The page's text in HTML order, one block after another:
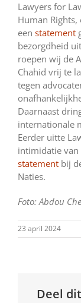
Lawyers for
Human Rights,
een statement
bezorgdheid
roepen wij de
Chahid vrij te
tegen
Daarnaast
internationale
Eerder uitte
intimidatie van
statement bij
Naties.
Foto: Abdou
23 april 2024
Deel